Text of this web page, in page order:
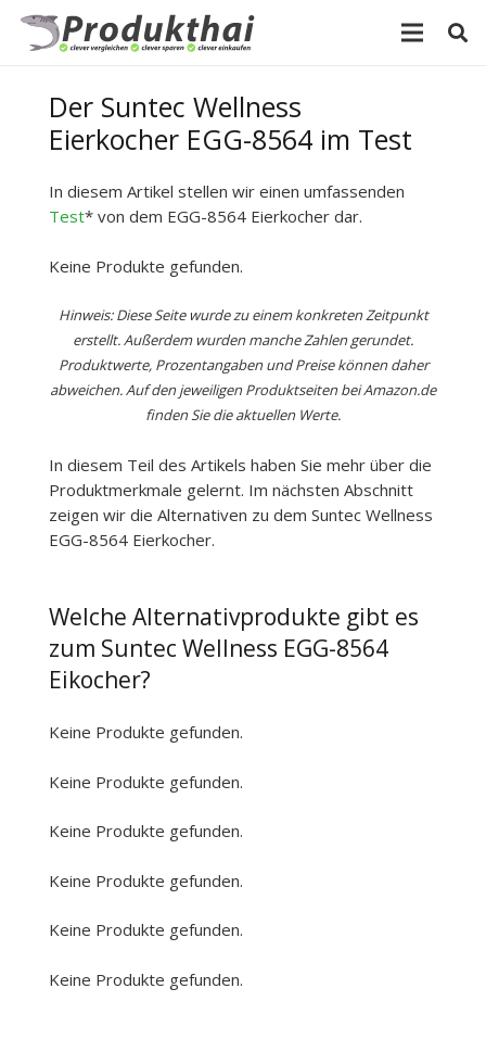
Der Suntec Wellness
Eierkocher EGG-8564 im Test
In diesem Artikel stellen wir einen umfassenden
Test* von dem EGG-8564 Eierkocher dar.
Keine Produkte gefunden.
Hinweis: Diese Seite wurde zu einem konkreten Zeitpunkt
erstellt. Außerdem wurden manche Zahlen gerundet.
Produktwerte, Prozentangaben und Preise können daher
abweichen. Auf den jeweiligen Produktseiten bei Amazon.de
finden Sie die aktuellen Werte.
In diesem Teil des Artikels haben Sie mehr über die
Produktmerkmale gelernt. Im nächsten Abschnitt
zeigen wir die Alternativen zu dem Suntec Wellness
EGG-8564 Eierkocher.
Welche Alternativprodukte gibt es
zum Suntec Wellness EGG-8564
Eikocher?
Keine Produkte gefunden.
Keine Produkte gefunden.
Keine Produkte gefunden.
Keine Produkte gefunden.
Keine Produkte gefunden.
Keine Produkte gefunden.